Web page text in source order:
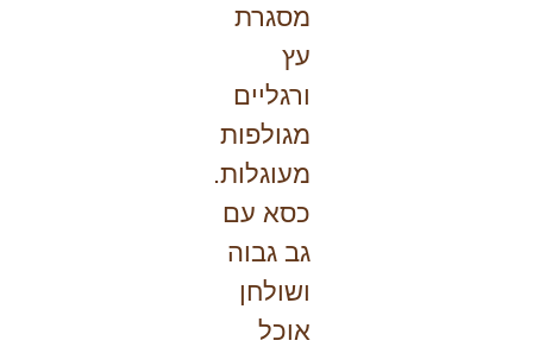
מסגרת
עץ
ורגליים
מגולפות
מעוגלות.
כסא עם
גב גבוה
ושולחן
אוכל